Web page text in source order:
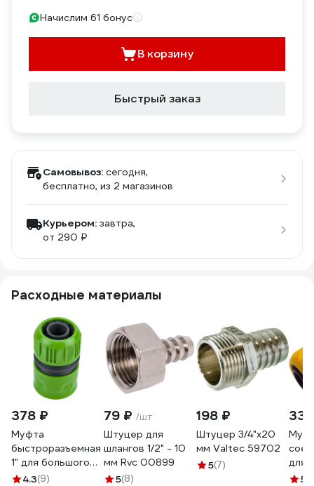
Начислим 61 бонус
В корзину
Быстрый заказ
Самовывоз: сегодня,
бесплатно, из 2 магазинов
Курьером: завтра,
от 290 ₽
Расходные материалы
378 ₽
Муфта
быстроразъемная
1" для большого
объема воды USP
4.3(9)
79 ₽ /шт
Штуцер для
шлангов 1/2" - 10
мм Rvc 00899
5(8)
198 ₽
Штуцер 3/4"х20
мм Valtec 59702
5(7)
для
5